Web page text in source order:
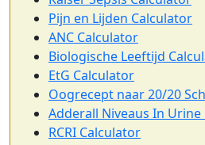
Pijn en Lijden Calculator
ANC Calculator
Biologische Leeftijd
EtG Calculator
Oogrecept naar 20/20
Adderall Niveaus In
RCRI Calculator